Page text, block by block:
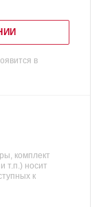
в
комплект
т.п.) носит
к